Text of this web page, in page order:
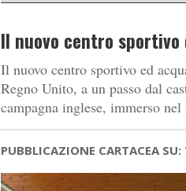
Il nuovo centro sportivo
Il nuovo centro sportivo ed
Regno Unito, a un passo dal
campagna inglese, immerso nel
PUBBLICAZIONE CARTACEA SU: